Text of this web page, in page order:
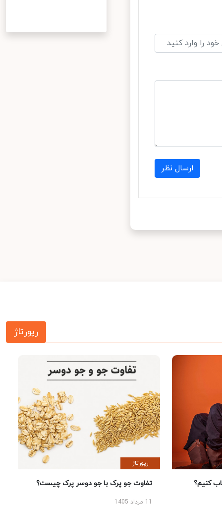
ارسال نظر
رپورتاژ
کنیم؟
رپورتاژ
تفاوت جو پرک با جو دوسر پرک چیست؟